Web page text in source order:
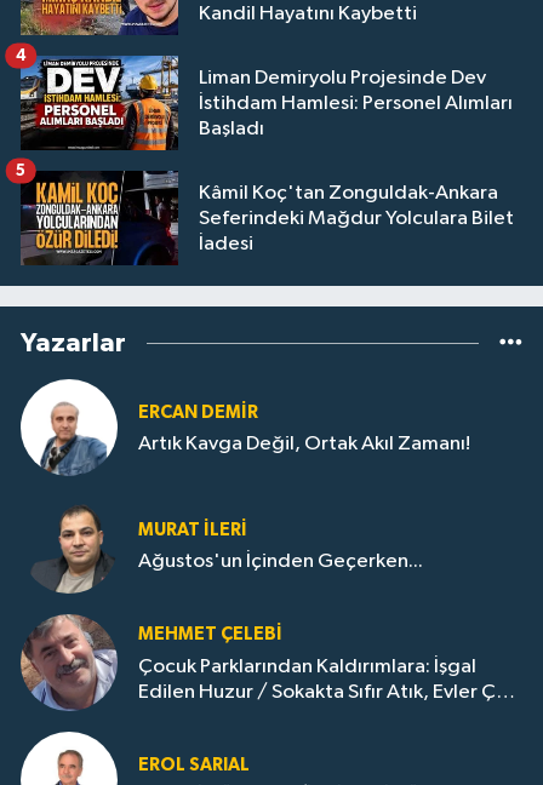
Kandil Hayatını Kaybetti
Liman Demiryolu Projesinde Dev
İstihdam Hamlesi: Personel Alımları
Başladı
4
Kâmil Koç'tan Zonguldak-Ankara
Seferindeki Mağdur Yolculara Bilet
İadesi
5
Yazarlar
ERCAN DEMIR
Artık Kavga Değil, Ortak Akıl Zamanı!
MURAT İLERI
Ağustos'un İçinden Geçerken...
MEHMET ÇELEBI
Çocuk Parklarından Kaldırımlara: İşgal
Edilen Huzur / Sokakta Sıfır Atık, Evler Çöp
EROL SARIAL